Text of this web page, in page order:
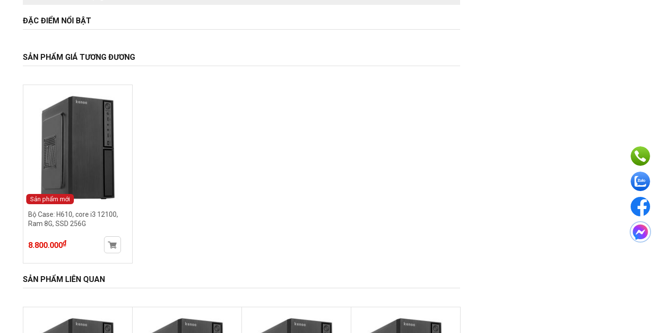
ĐẶC ĐIỂM NỔI BẬT
SẢN PHẨM GIÁ TƯƠNG ĐƯƠNG
Sản phẩm mới
Bộ Case: H610, core i3 12100,
Ram 8G, SSD 256G
8.800.000₫
SẢN PHẨM LIÊN QUAN